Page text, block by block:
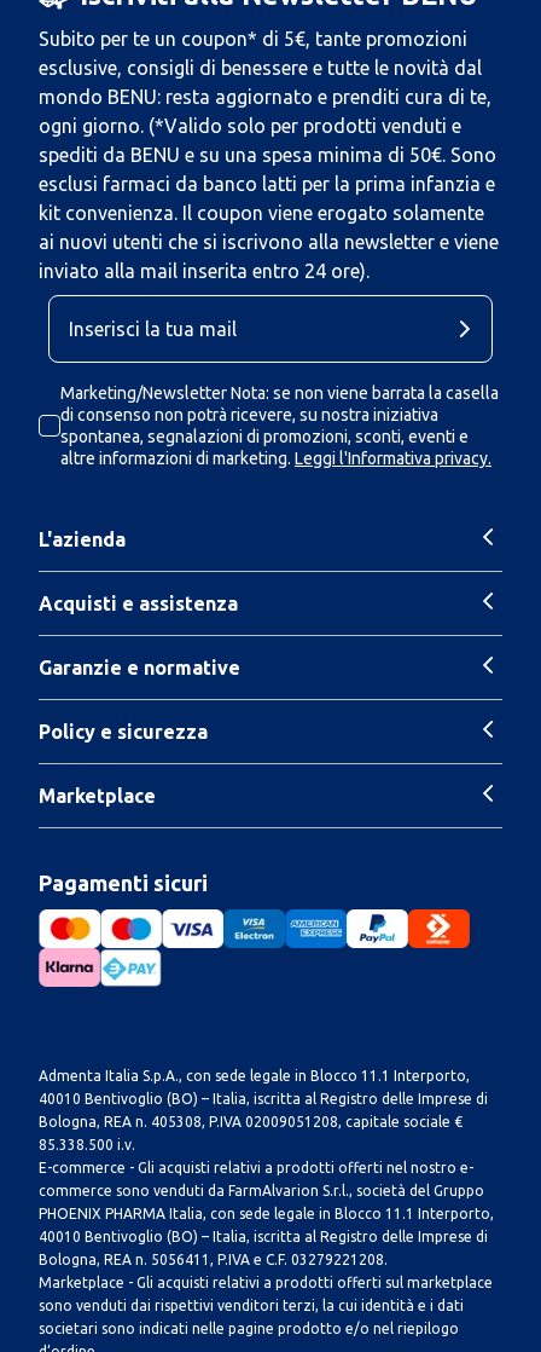
Subito per te un coupon* di 5€, tante promozioni
esclusive, consigli di benessere e tutte le novità dal
mondo BENU: resta aggiornato e prenditi cura di te,
ogni giorno. (*Valido solo per prodotti venduti e
spediti da BENU e su una spesa minima di 50€. Sono
esclusi farmaci da banco latti per la prima infanzia e
kit convenienza. Il coupon viene erogato solamente
ai nuovi utenti che si iscrivono alla newsletter e viene
inviato alla mail inserita entro 24 ore).
Marketing/Newsletter Nota: se non viene barrata la casella
di consenso non potrà ricevere, su nostra iniziativa
spontanea, segnalazioni di promozioni, sconti, eventi e
altre informazioni di marketing. Leggi l'Informativa privacy.
L'azienda
Acquisti e assistenza
Garanzie e normative
Policy e sicurezza
Marketplace
Pagamenti sicuri
Admenta Italia S.p.A., con sede legale in Blocco 11.1 Interporto,
40010 Bentivoglio (BO) – Italia, iscritta al Registro delle Imprese di
Bologna, REA n. 405308, P.IVA 02009051208, capitale sociale €
85.338.500 i.v.
E-commerce - Gli acquisti relativi a prodotti offerti nel nostro e-
commerce sono venduti da FarmAlvarion S.r.l., società del Gruppo
PHOENIX PHARMA Italia, con sede legale in Blocco 11.1 Interporto,
40010 Bentivoglio (BO) – Italia, iscritta al Registro delle Imprese di
Bologna, REA n. 5056411, P.IVA e C.F. 03279221208.
Marketplace - Gli acquisti relativi a prodotti offerti sul marketplace
sono venduti dai rispettivi venditori terzi, la cui identità e i dati
societari sono indicati nelle pagine prodotto e/o nel riepilogo